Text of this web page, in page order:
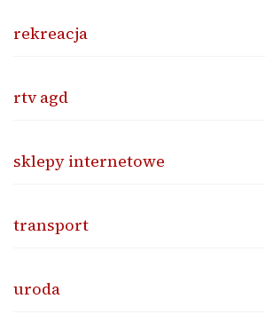
rekreacja
rtv agd
sklepy internetowe
transport
uroda